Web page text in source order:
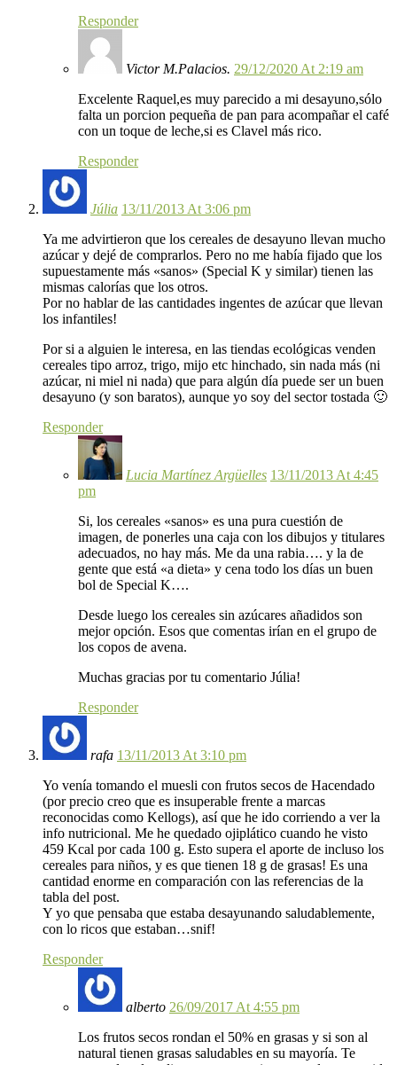
Responder
Victor M.Palacios. 29/12/2020 At 2:19 am
Excelente Raquel,es muy parecido a mi desayuno,sólo
falta un porcion pequeña de pan para acompañar el café
con un toque de leche,si es Clavel más rico.
Responder
Júlia 13/11/2013 At 3:06 pm
Ya me advirtieron que los cereales de desayuno llevan mucho
azúcar y dejé de comprarlos. Pero no me había fijado que los
supuestamente más «sanos» (Special K y similar) tienen las
mismas calorías que los otros.
Por no hablar de las cantidades ingentes de azúcar que llevan
los infantiles!
Por si a alguien le interesa, en las tiendas ecológicas venden
cereales tipo arroz, trigo, mijo etc hinchado, sin nada más (ni
azúcar, ni miel ni nada) que para algún día puede ser un buen
desayuno (y son baratos), aunque yo soy del sector tostada 🙂
Responder
Lucia Martínez Argüelles 13/11/2013 At 4:45
pm
Si, los cereales «sanos» es una pura cuestión de
imagen, de ponerles una caja con los dibujos y titulares
adecuados, no hay más. Me da una rabia…. y la de
gente que está «a dieta» y cena todo los días un buen
bol de Special K….
Desde luego los cereales sin azúcares añadidos son
mejor opción. Esos que comentas irían en el grupo de
los copos de avena.
Muchas gracias por tu comentario Júlia!
Responder
rafa 13/11/2013 At 3:10 pm
Yo venía tomando el muesli con frutos secos de Hacendado
(por precio creo que es insuperable frente a marcas
reconocidas como Kellogs), así que he ido corriendo a ver la
info nutricional. Me he quedado ojiplático cuando he visto
459 Kcal por cada 100 g. Esto supera el aporte de incluso los
cereales para niños, y es que tienen 18 g de grasas! Es una
cantidad enorme en comparación con las referencias de la
tabla del post.
Y yo que pensaba que estaba desayunando saludablemente,
con lo ricos que estaban…snif!
Responder
alberto 26/09/2017 At 4:55 pm
Los frutos secos rondan el 50% en grasas y si son al
natural tienen grasas saludables en su mayoría. Te